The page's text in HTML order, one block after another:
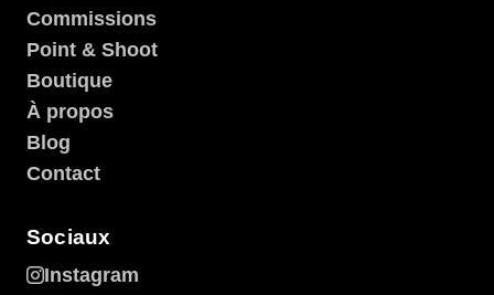
Commissions
Point & Shoot
Boutique
À propos
Blog
Contact
Sociaux
Instagram